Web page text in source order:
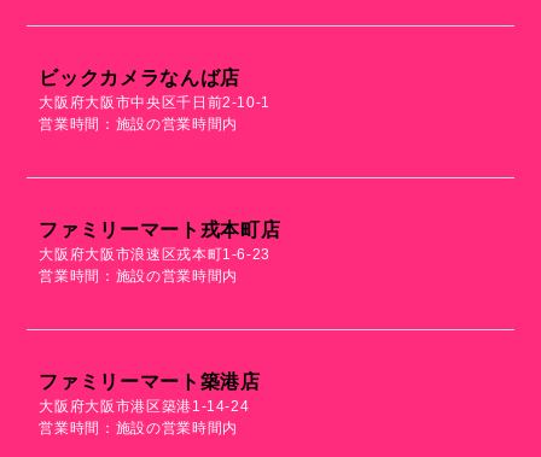
ビックカメラなんば店
大阪府大阪市中央区千日前2-10-1
営業時間：施設の営業時間内
ファミリーマート戎本町店
大阪府大阪市浪速区戎本町1-6-23
営業時間：施設の営業時間内
ファミリーマート築港店
大阪府大阪市港区築港1-14-24
営業時間：施設の営業時間内